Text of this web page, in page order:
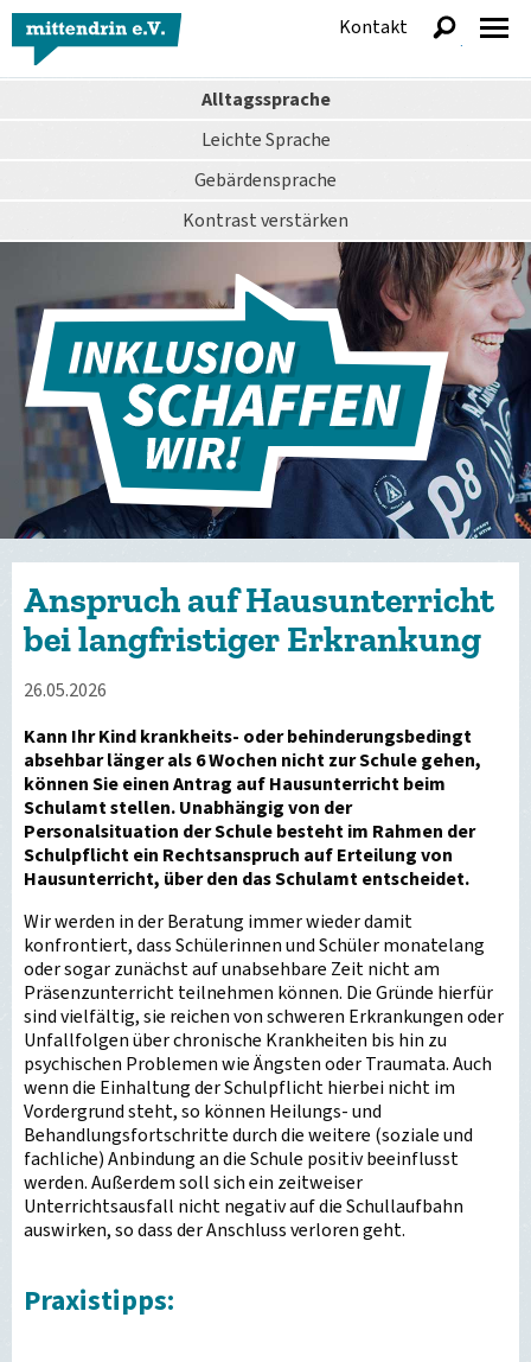
Alltagssprache
Leichte Sprache
Gebärdensprache
Kontrastverstärken
Kontakt
anzeigen
Anspruch auf Hausunterricht
bei langfristiger Erkrankung
26.05.2026
Kann Ihr Kind krankheits- oder behinderungsbedingt
absehbar länger als 6 Wochen nicht zur Schule gehen,
können Sie einen Antrag auf Hausunterricht beim
Schulamt stellen. Unabhängig von der
Personalsituation der Schule besteht im Rahmen der
Schulpflicht ein Rechtsanspruch auf Erteilung von
Hausunterricht, über den das Schulamt entscheidet.
Wir werden in der Beratung immer wieder damit
konfrontiert, dass Schülerinnen und Schüler monatelang
oder sogar zunächst auf unabsehbare Zeit nicht am
Präsenzunterricht teilnehmen können. Die Gründe hierfür
sind vielfältig, sie reichen von schweren Erkrankungen oder
Unfallfolgen über chronische Krankheiten bis hin zu
psychischen Problemen wie Ängsten oder Traumata. Auch
wenn die Einhaltung der Schulpflicht hierbei nicht im
Vordergrund steht, so können Heilungs- und
Behandlungsfortschritte durch die weitere (soziale und
fachliche) Anbindung an die Schule positiv beeinflusst
werden. Außerdem soll sich ein zeitweiser
Unterrichtsausfall nicht negativ auf die Schullaufbahn
auswirken, so dass der Anschluss verloren geht.
Praxistipps: